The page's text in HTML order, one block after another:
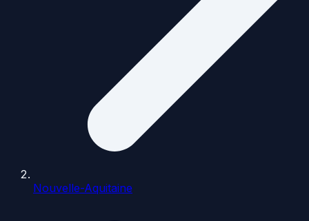
Nouvelle-Aquitaine